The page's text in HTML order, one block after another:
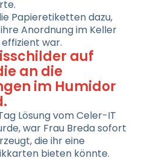
Papieretiketten dazu,
Anordnung im Keller
war.
auf
an die
im Humidor
Lösung vom Celer-IT
war Frau Breda sofort
die ihr eine
bieten könnte.